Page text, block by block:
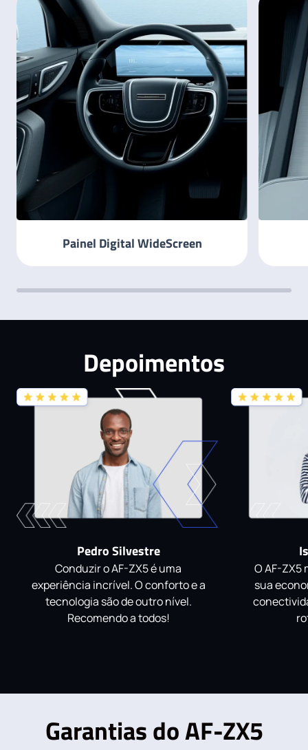
Painel Digital WideScreen
Depoimentos
Pedro Silvestre
Conduzir o AF-ZX5 é uma
experiência incrível. O conforto e a
tecnologia são de outro nível.
Recomendo a todos!
O AF-ZX5
sua
Garantias do AF-ZX5